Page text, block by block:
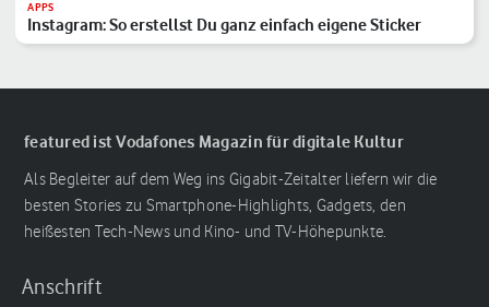
APPS
Instagram: So erstellst Du ganz einfach eigene Sticker
featured ist Vodafones Magazin für digitale Kultur
Als Begleiter auf dem Weg ins Gigabit-Zeitalter liefern wir die
besten Stories zu Smartphone-Highlights, Gadgets, den
heißesten Tech-News und Kino- und TV-Höhepunkte.
Anschrift